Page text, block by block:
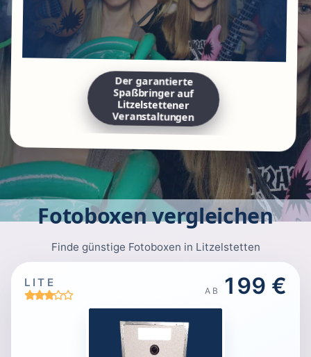
Der garantierte
Spaßbringer auf
Litzelstettener
Veranstaltungen
Fotoboxen vergleichen
Finde günstige Fotoboxen in Litzelstetten
LITE
AB 199 €